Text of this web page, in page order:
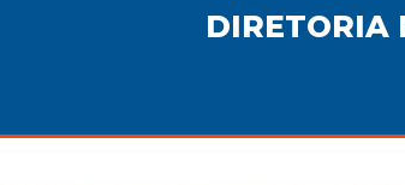
DIRETORIA